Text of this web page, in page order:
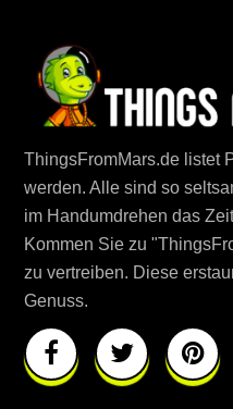
ThingsFromMars.de listet
werden. Alle sind so
im Handumdrehen das
Kommen Sie zu
zu vertreiben. Diese
Genuss.